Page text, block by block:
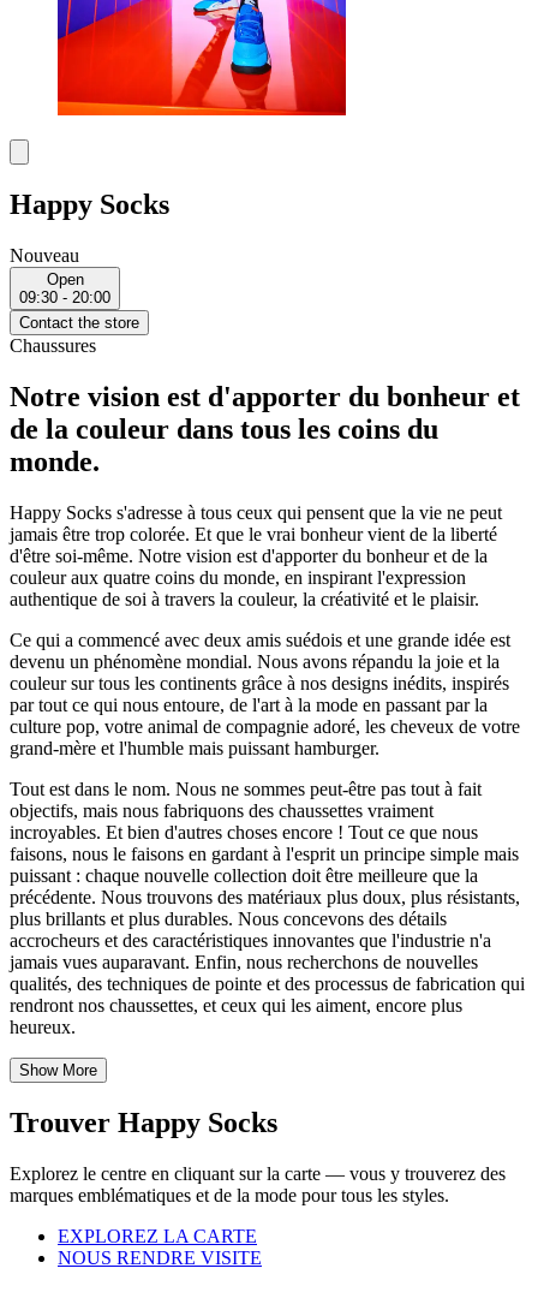
Happy Socks
Nouveau
Open
09:30 - 20:00
Contact the store
Chaussures
Notre vision est d'apporter du bonheur et
de la couleur dans tous les coins du
monde.
Happy Socks s'adresse à tous ceux qui pensent que la vie ne peut
jamais être trop colorée. Et que le vrai bonheur vient de la liberté
d'être soi-même. Notre vision est d'apporter du bonheur et de la
couleur aux quatre coins du monde, en inspirant l'expression
authentique de soi à travers la couleur, la créativité et le plaisir.
Ce qui a commencé avec deux amis suédois et une grande idée est
devenu un phénomène mondial. Nous avons répandu la joie et la
couleur sur tous les continents grâce à nos designs inédits, inspirés
par tout ce qui nous entoure, de l'art à la mode en passant par la
culture pop, votre animal de compagnie adoré, les cheveux de votre
grand-mère et l'humble mais puissant hamburger.
Tout est dans le nom. Nous ne sommes peut-être pas tout à fait
objectifs, mais nous fabriquons des chaussettes vraiment
incroyables. Et bien d'autres choses encore ! Tout ce que nous
faisons, nous le faisons en gardant à l'esprit un principe simple mais
puissant : chaque nouvelle collection doit être meilleure que la
précédente. Nous trouvons des matériaux plus doux, plus résistants,
plus brillants et plus durables. Nous concevons des détails
accrocheurs et des caractéristiques innovantes que l'industrie n'a
jamais vues auparavant. Enfin, nous recherchons de nouvelles
qualités, des techniques de pointe et des processus de fabrication qui
rendront nos chaussettes, et ceux qui les aiment, encore plus
heureux.
Show More
Trouver Happy Socks
Explorez le centre en cliquant sur la carte — vous y trouverez des
marques emblématiques et de la mode pour tous les styles.
EXPLOREZ LA CARTE
NOUS RENDRE VISITE